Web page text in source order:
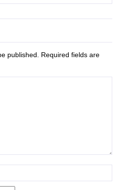
published. Required fields are